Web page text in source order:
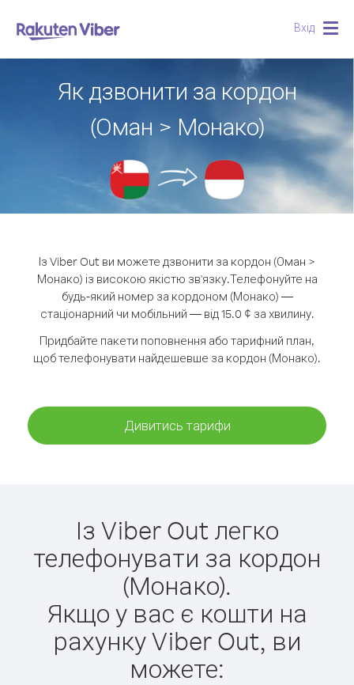
Вхід
Як дзвонити за кордон
(Оман > Монако)
Із Viber Out ви можете дзвонити за кордон (Оман >
Монако) із високою якістю зв'язку.Телефонуйте на
будь-який номер за кордоном (Монако) —
стаціонарний чи мобільний — від 15.0 ¢ за хвилину.
Придбайте пакети поповнення або тарифний план,
щоб телефонувати найдешевше за кордон (Монако).
Дивитись тарифи
Із Viber Out легко
телефонувати за кордон
(Монако).
Якщо у вас є кошти на
рахунку Viber Out, ви
можете: